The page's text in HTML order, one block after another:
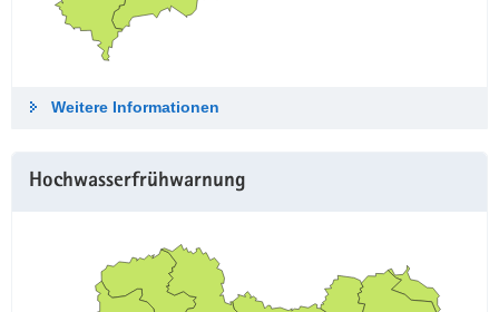
Weitere Informationen
Hochwasserfrühwarnung